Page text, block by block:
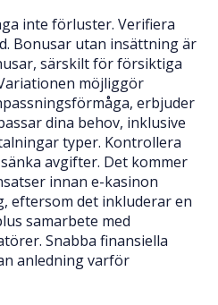
inte förluster. Verifiera
Bonusar utan insättning är
särskilt för försiktiga
möjliggör
erbjuder
dina behov, inklusive
typer. Kontrollera
avgifter. Det kommer
innan e-kasinon
eftersom det inkluderar en
samarbete med
Snabba finansiella
anledning varför